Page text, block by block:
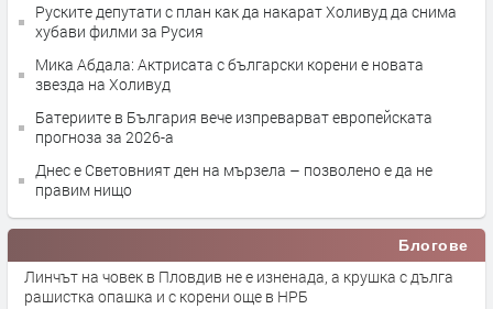
Руските депутати с план как да накарат Холивуд да снима
хубави филми за Русия
Мика Абдала: Актрисата с български корени е новата
звезда на Холивуд
Батериите в България вече изпреварват европейската
прогноза за 2026-а
Днес е Световният ден на мързела – позволено е да не
правим нищо
Блогове
Линчът на човек в Пловдив не е изненада, а крушка с дълга
рашистка опашка и с корени още в НРБ